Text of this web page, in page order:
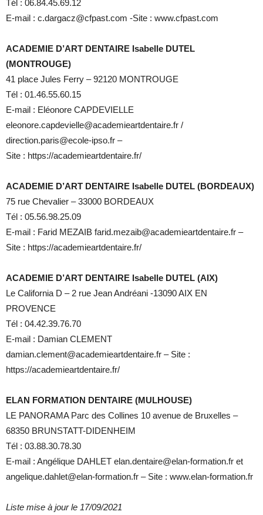
Tél : 06.84.45.69.12
E-mail : c.dargacz@cfpast.com -Site : www.cfpast.com
ACADEMIE D’ART DENTAIRE Isabelle DUTEL
(MONTROUGE)
41 place Jules Ferry – 92120 MONTROUGE
Tél : 01.46.55.60.15
E-mail : Eléonore CAPDEVIELLE
eleonore.capdevielle@academieartdentaire.fr /
direction.paris@ecole-ipso.fr –
Site : https://academieartdentaire.fr/
ACADEMIE D’ART DENTAIRE Isabelle DUTEL (BORDEAUX)
75 rue Chevalier – 33000 BORDEAUX
Tél : 05.56.98.25.09
E-mail : Farid MEZAIB farid.mezaib@academieartdentaire.fr –
Site : https://academieartdentaire.fr/
ACADEMIE D’ART DENTAIRE Isabelle DUTEL (AIX)
Le California D – 2 rue Jean Andréani -13090 AIX EN
PROVENCE
Tél : 04.42.39.76.70
E-mail : Damian CLEMENT
damian.clement@academieartdentaire.fr – Site :
https://academieartdentaire.fr/
ELAN FORMATION DENTAIRE (MULHOUSE)
LE PANORAMA Parc des Collines 10 avenue de Bruxelles –
68350 BRUNSTATT-DIDENHEIM
Tél : 03.88.30.78.30
E-mail : Angélique DAHLET elan.dentaire@elan-formation.fr et
angelique.dahlet@elan-formation.fr – Site : www.elan-formation.fr
Liste mise à jour le 17/09/2021